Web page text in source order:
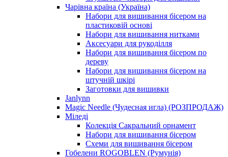
Чарівна країна (Україна)
Набори для вишивання бісером на
пластиковій основі
Набори для вишивання нитками
Аксесуари для рукоділля
Набори для вишивання бісером по
дереву
Набори для вишивання бісером на
штучній шкірі
Заготовки для вишивки
Janlynn
Magic Needle (Чудесная игла) (РОЗПРОДАЖ)
Міледі
Колекція Сакральний орнамент
Набори для вишивання бісером
Схеми для вишивання бісером
Гобелени ROGOBLEN (Румунія)